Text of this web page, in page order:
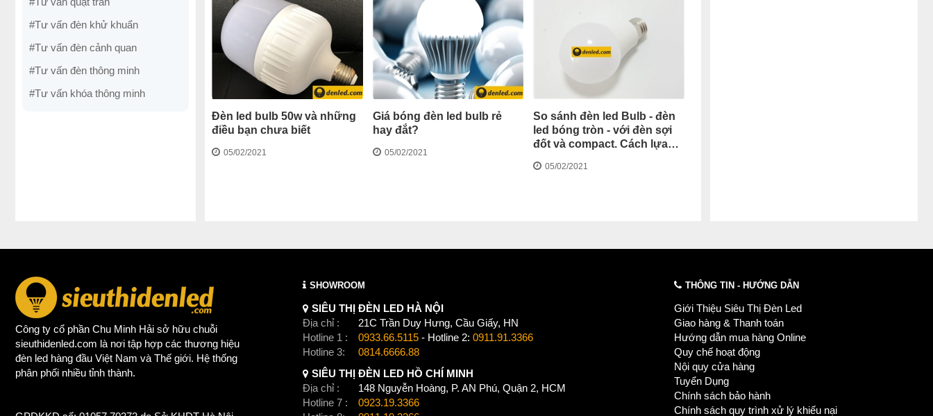
#Tư vấn đèn khử khuẩn
#Tư vấn đèn cảnh quan
#Tư vấn đèn thông minh
#Tư vấn khóa thông minh
Đèn led bulb 50w và những
điều bạn chưa biết
05/02/2021
Giá bóng đèn led bulb rẻ
hay đắt?
05/02/2021
So sánh đèn led Bulb - đèn
led bóng tròn - với đèn sợi
đốt và compact. Cách lựa
05/02/2021
Công ty cổ phần Chu Minh Hải sở hữu chuỗi
sieuthidenled.com là nơi tập hợp các thương hiệu
đèn led hàng đầu Việt Nam và Thế giới. Hệ thống
phân phối nhiều tỉnh thành.
SHOWROOM
SIÊU THỊ ĐÈN LED HÀ NỘI
Địa chỉ :
21C Trần Duy Hưng, Cầu Giấy, HN
Hotline 1 :
0933.66.5115 - Hotline 2: 0911.91.3366
Hotline 3:
0814.6666.88
SIÊU THỊ ĐÈN LED HỒ CHÍ MINH
Địa chỉ :
148 Nguyễn Hoàng, P. AN Phú, Quận 2, HCM
Hotline 7 :
0923.19.3366
THÔNG TIN - HƯỚNG DẪN
Giới Thiệu Siêu Thị Đèn Led
Giao hàng & Thanh toán
Hướng dẫn mua hàng Online
Quy chế hoạt động
Nội quy cửa hàng
Tuyển Dụng
Chính sách bảo hành
Chính sách quy trình xử lý khiếu nại